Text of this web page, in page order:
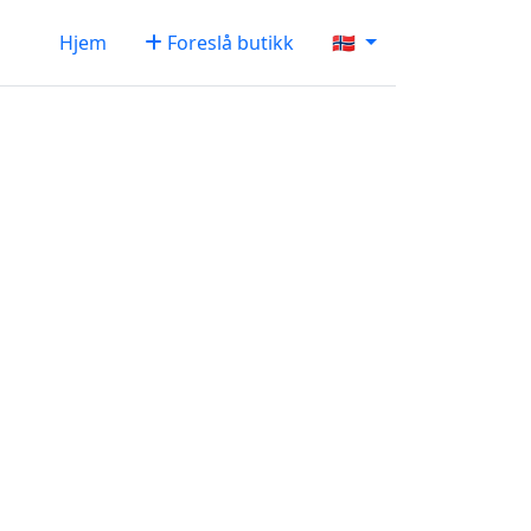
Hjem Foreslå butikk 🇳🇴